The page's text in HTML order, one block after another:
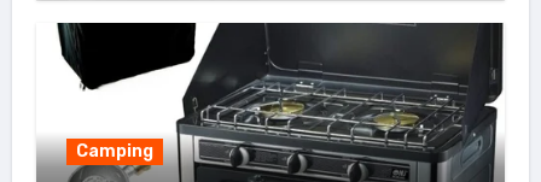
Camping